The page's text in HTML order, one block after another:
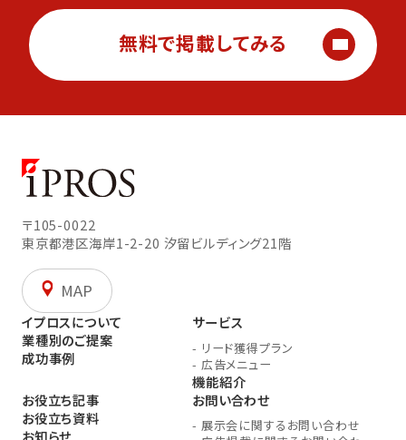
無料で掲載してみる
〒105-0022
東京都港区海岸1-2-20 汐留ビルディング21階
MAP
イプロスについて
業種別のご提案
成功事例
サービス
- リード獲得プラン
- 広告メニュー
機能紹介
お役立ち記事
お役立ち資料
お知らせ
お問い合わせ
- 展示会に関するお問い合わせ